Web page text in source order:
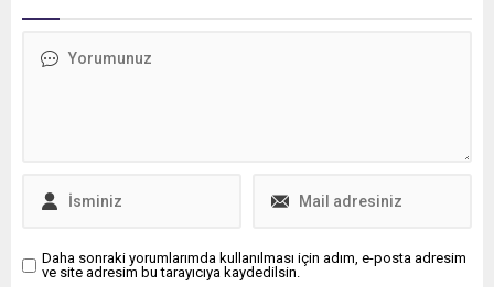
Erna festte Şaban özü
Daha sonraki yorumlarımda kullanılması için adım, e-posta adresim
ve site adresim bu tarayıcıya kaydedilsin.